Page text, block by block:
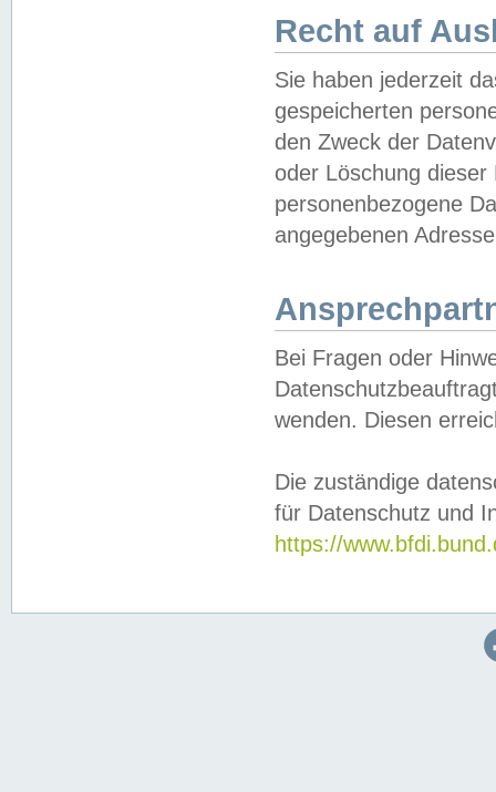
Recht auf
Sie haben jederzeit
gespeicherten
den Zweck der
oder Löschung
personenbezogene
angegebenen
Bei Fragen oder
wenden. Diesen
Die zuständige
für Datenschutz und
https://